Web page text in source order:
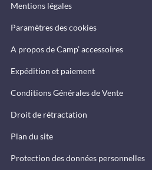
Mentions légales
Paramètres des cookies
A propos de Camp’ accessoires
Expédition et paiement
Conditions Générales de Vente
Droit de rétractation
Plan du site
Protection des données personnelles